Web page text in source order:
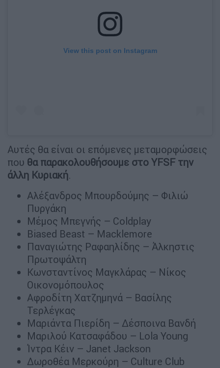
View this post on Instagram
Αυτές θα είναι οι επόμενες μεταμορφώσεις
που θα παρακολουθήσουμε στο YFSF την
άλλη Κυριακή.
Αλέξανδρος Μπουρδούμης – Φιλιώ
Πυργάκη
Μέμος Μπεγνής – Coldplay
Biased Beast – Macklemore
Παναγιώτης Ραφαηλίδης – Άλκηστις
Πρωτοψάλτη
Κωνσταντίνος Μαγκλάρας – Νίκος
Οικονομόπουλος
Αφροδίτη Χατζημηνά – Βασίλης
Τερλέγκας
Μαριάντα Πιερίδη – Δέσποινα Βανδή
Μαριλού Κατσαφάδου – Lola Young
Ίντρα Κέιν – Janet Jackson
Δωροθέα Μερκούρη – Culture Club